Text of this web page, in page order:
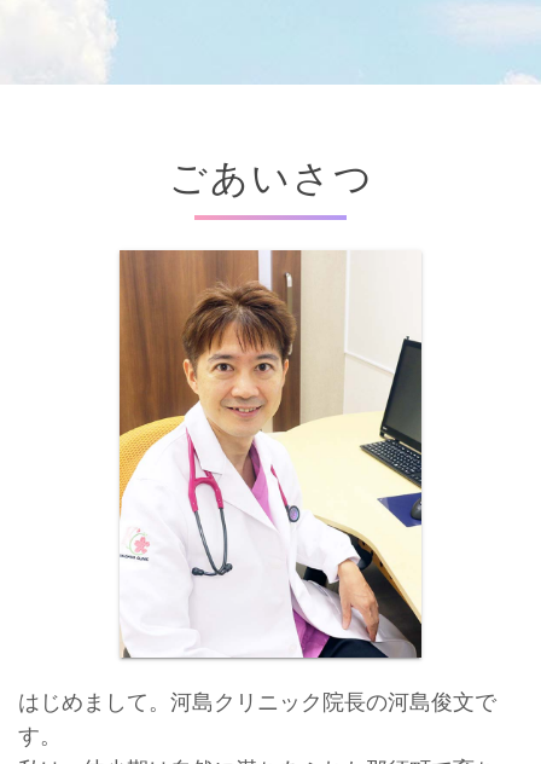
ごあいさつ
はじめまして。河島クリニック院長の河島俊文で
す。